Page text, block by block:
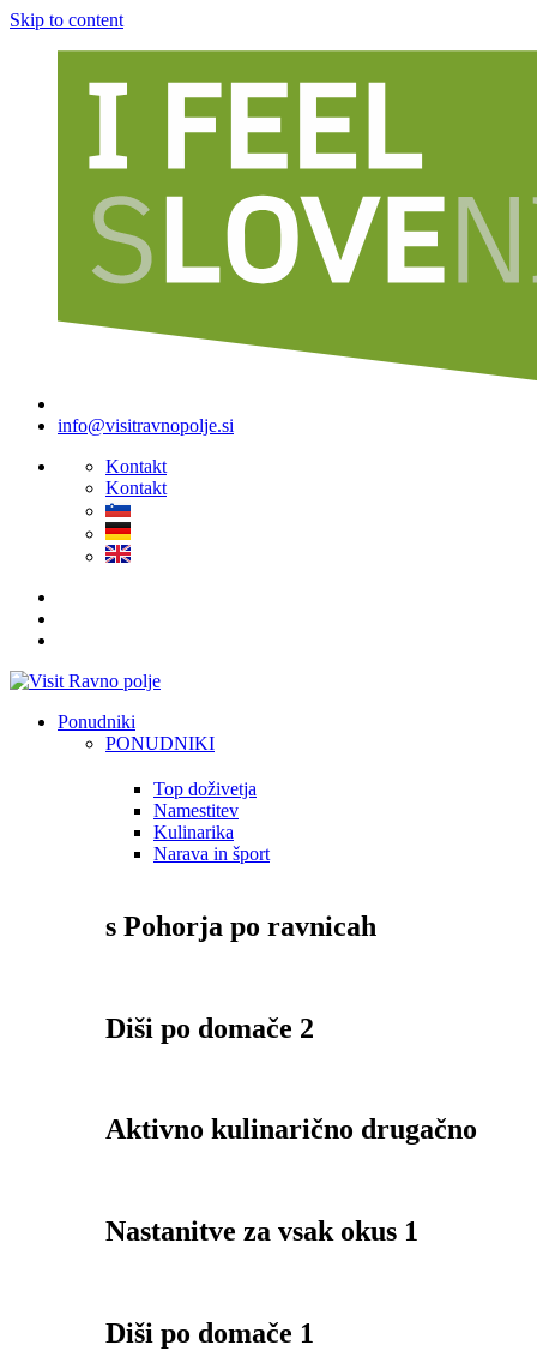
Skip to content
info@visitravnopolje.si
Kontakt
Kontakt
Ponudniki
PONUDNIKI
Top doživetja
Namestitev
Kulinarika
Narava in šport
s Pohorja po ravnicah
Diši po domače 2
Aktivno kulinarično drugačno
Nastanitve za vsak okus 1
Diši po domače 1